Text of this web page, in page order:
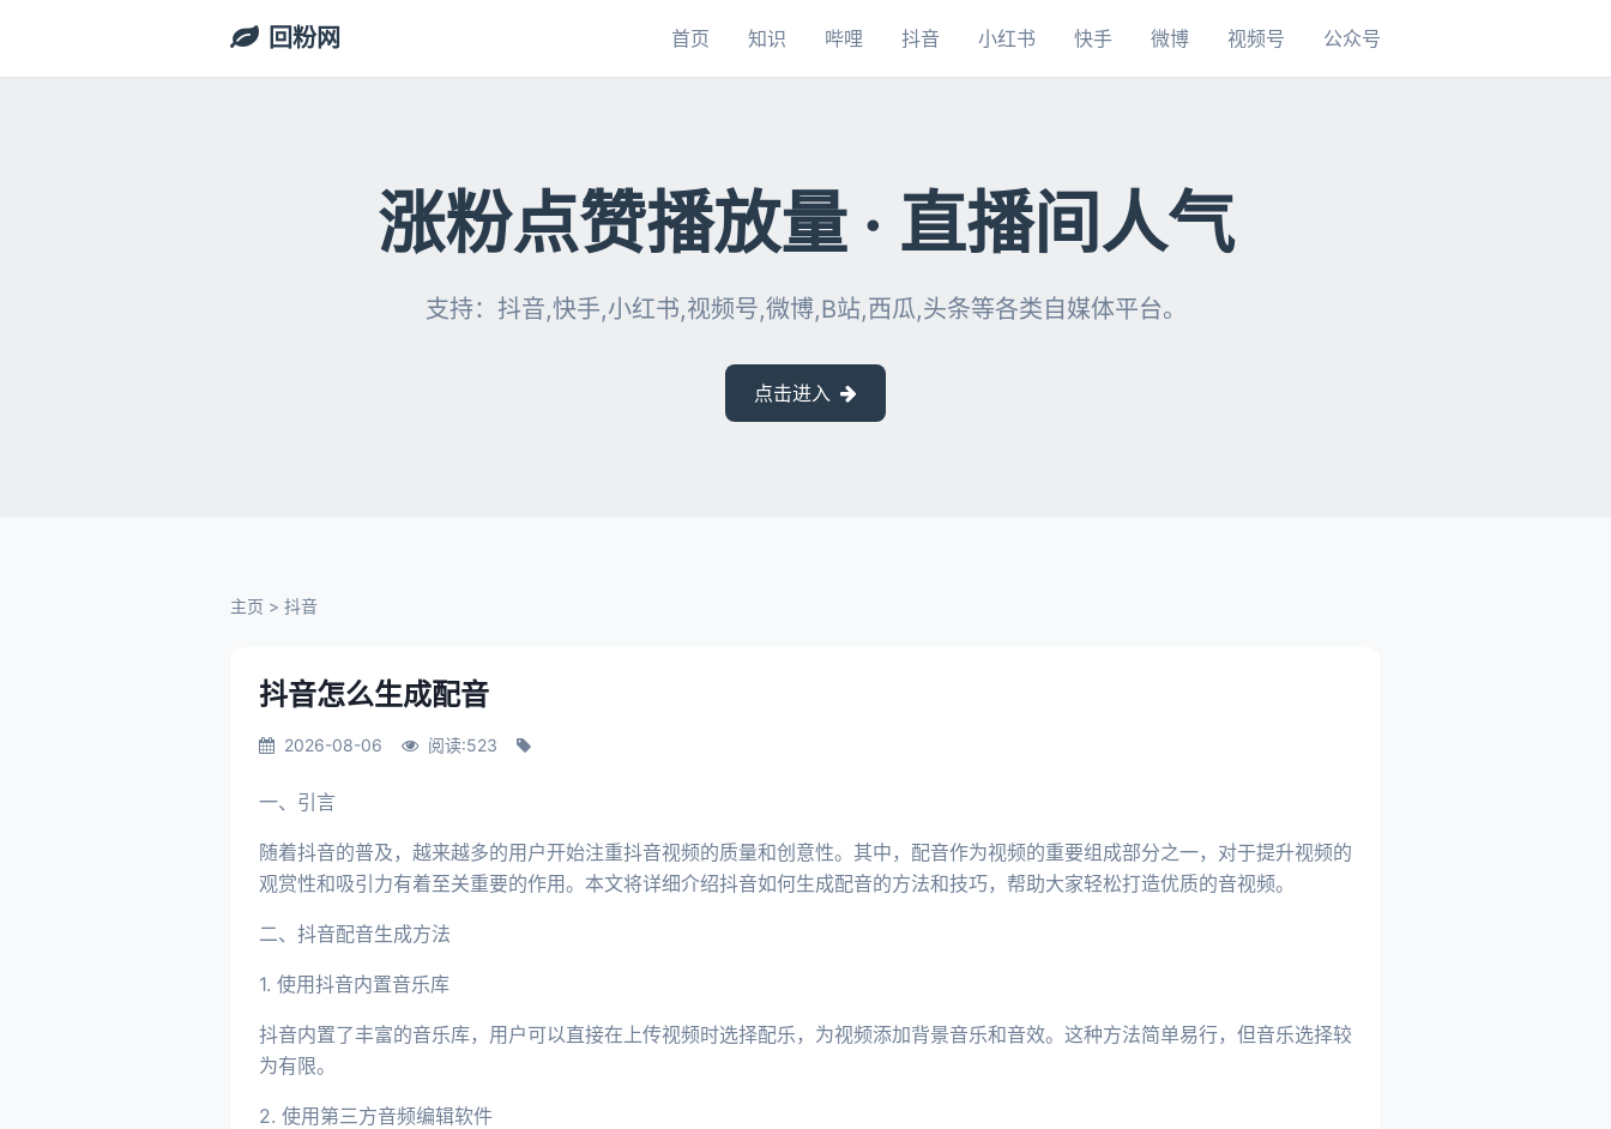
回粉网 首页 知识 哔哩 抖音 小红书 快手 微博 视频号 公众号
涨粉点赞播放量 · 直播间人气
支持：抖音,快手,小红书,视频号,微博,B站,西瓜,头条等各类自媒体平台。
点击进入
主页 > 抖音
抖音怎么生成配音
2026-08-06 阅读:523
一、引言
随着抖音的普及，越来越多的用户开始注重抖音视频的质量和创意性。其中，配音作为视频的重要组成部分之一，对于提升视频的
观赏性和吸引力有着至关重要的作用。本文将详细介绍抖音如何生成配音的方法和技巧，帮助大家轻松打造优质的音视频。
二、抖音配音生成方法
1. 使用抖音内置音乐库
抖音内置了丰富的音乐库，用户可以直接在上传视频时选择配乐，为视频添加背景音乐和音效。这种方法简单易行，但音乐选择较
为有限。
2. 使用第三方音频编辑软件